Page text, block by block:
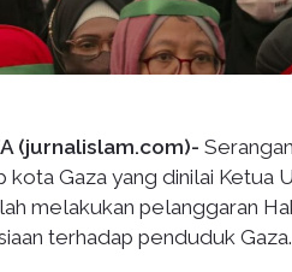
(jurnalislam.com)-
kota Gaza yang dinilai Ketua
melakukan pelanggaran
terhadap penduduk Gaza.